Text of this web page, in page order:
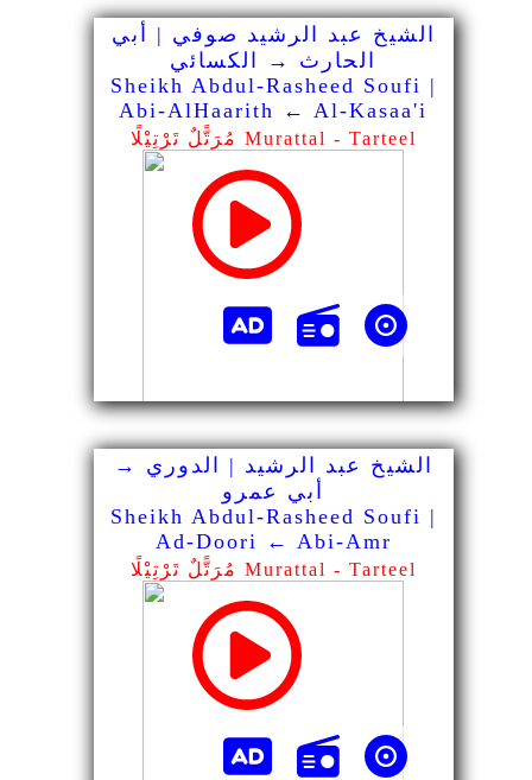
الشيخ عبد الرشيد صوفي | أبي
الحارث → الكسائي
Sheikh Abdul-Rasheed Soufi |
Abi-AlHaarith ← Al-Kasaa'i
مُرَتًّلٌ تَرْتِيْلًا Murattal - Tarteel
الشيخ عبد الرشيد | الدوري →
أبي عمرو
Sheikh Abdul-Rasheed Soufi |
Ad-Doori ← Abi-Amr
مُرَتًّلٌ تَرْتِيْلًا Murattal - Tarteel